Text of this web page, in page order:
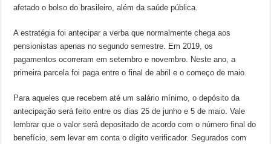
afetado o bolso do brasileiro, além da saúde pública.
A estratégia foi antecipar a verba que normalmente chega aos
pensionistas apenas no segundo semestre. Em 2019, os
pagamentos ocorreram em setembro e novembro. Neste ano, a
primeira parcela foi paga entre o final de abril e o começo de maio.
Para aqueles que recebem até um salário mínimo, o depósito da
antecipação será feito entre os dias 25 de junho e 5 de maio. Vale
lembrar que o valor será depositado de acordo com o número final do
benefício, sem levar em conta o dígito verificador. Segurados com